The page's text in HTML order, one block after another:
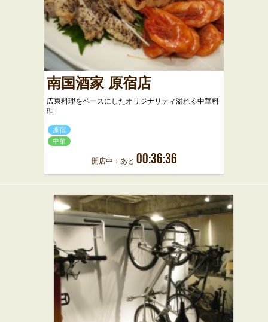
南国酒家 原宿店
広東料理をベースにしたオリジナリティ溢れる中華料
理
原宿
中華
開店中：あと 00:36:36